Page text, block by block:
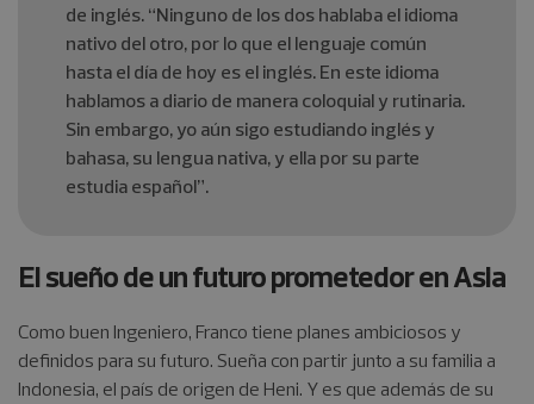
de inglés. “Ninguno de los dos hablaba el idioma
nativo del otro, por lo que el lenguaje común
hasta el día de hoy es el inglés. En este idioma
hablamos a diario de manera coloquial y rutinaria.
Sin embargo, yo aún sigo estudiando inglés y
bahasa, su lengua nativa, y ella por su parte
estudia español”.
El sueño de un futuro prometedor en Asia
Como buen Ingeniero, Franco tiene planes ambiciosos y
definidos para su futuro. Sueña con partir junto a su familia a
Indonesia, el país de origen de Heni. Y es que además de su